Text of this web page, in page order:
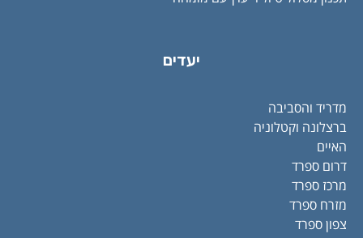
יעדים
מדריד והסביבה
ברצלונה וקטלוניה
האיים
דרום ספרד
מרכז ספרד
מזרח ספרד
צפון ספרד